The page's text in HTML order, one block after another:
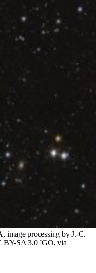
image processing by J.-C.
BY-SA 3.0 IGO, via